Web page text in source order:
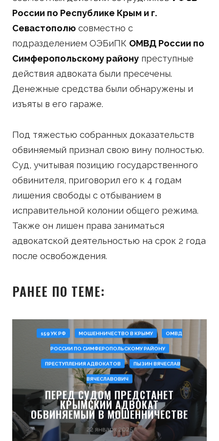
России по Республике Крым и г.
Севастополю совместно с
подразделением ОЭБиПК ОМВД России по
Симферопольскому району преступные
действия адвоката были пресечены.
Денежные средства были обнаружены и
изъяты в его гараже.
Под тяжестью собранных доказательств
обвиняемый признал свою вину полностью.
Суд, учитывая позицию государственного
обвинителя, приговорил его к 4 годам
лишения свободы с отбыванием в
исправительной колонии общего режима.
Также он лишен права заниматься
адвокатской деятельностью на срок 2 года
после освобождения.
РАНЕЕ ПО ТЕМЕ:
159 УК РФ МОШЕННИЧЕСТВО В КРЫМУ ОМВД
РОССИИ ПО СИМФЕРОПОЛЬСКОМУ РАЙОНУ
ПРЕСТУПЛЕНИЯ АДВОКАТОВ ПЫЗИН ВЯЧЕСЛАВ
ВЯЧЕСЛАВОВИЧ
ПЕРЕД СУДОМ ПРЕДСТАНЕТ
КРЫМСКИЙ АДВОКАТ
ОБВИНЯЕМЫЙ В МОШЕННИЧЕСТВЕ
22 января 2025